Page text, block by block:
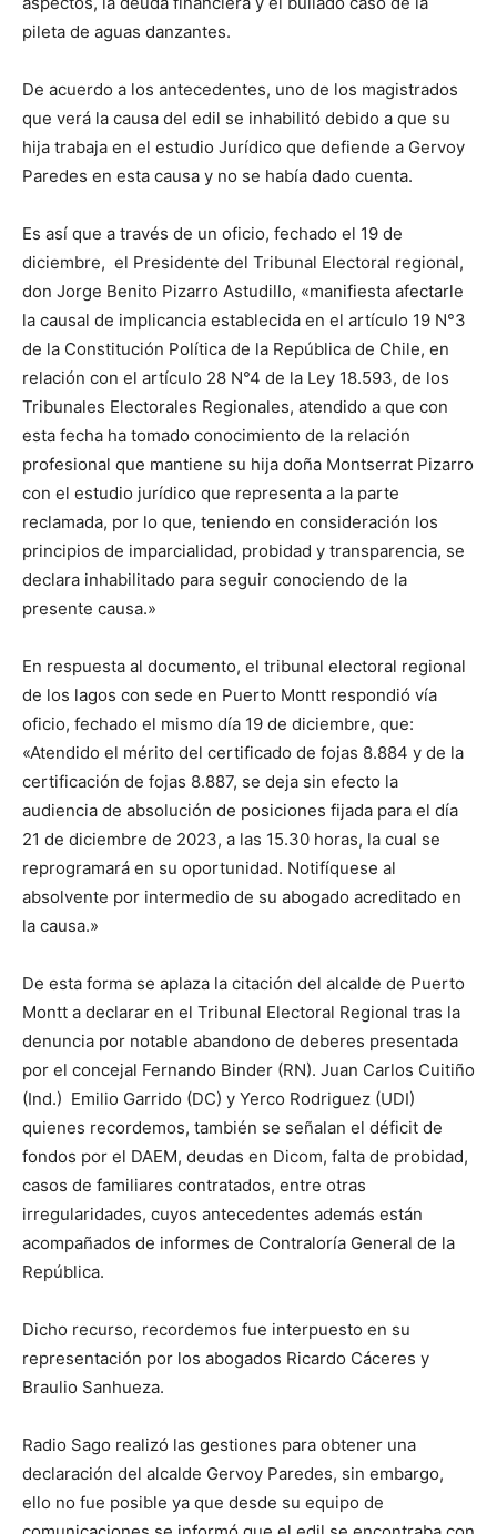
pileta de aguas danzantes.
De acuerdo a los antecedentes, uno de los magistrados
que verá la causa del edil se inhabilitó debido a que su
hija trabaja en el estudio Jurídico que defiende a Gervoy
Paredes en esta causa y no se había dado cuenta.
Es así que a través de un oficio, fechado el 19 de
diciembre, el Presidente del Tribunal Electoral regional,
don Jorge Benito Pizarro Astudillo, «manifiesta afectarle
la causal de implicancia establecida en el artículo 19 N°3
de la Constitución Política de la República de Chile, en
relación con el artículo 28 N°4 de la Ley 18.593, de los
Tribunales Electorales Regionales, atendido a que con
esta fecha ha tomado conocimiento de la relación
profesional que mantiene su hija doña Montserrat Pizarro
con el estudio jurídico que representa a la parte
reclamada, por lo que, teniendo en consideración los
principios de imparcialidad, probidad y transparencia, se
declara inhabilitado para seguir conociendo de la
presente causa.»
En respuesta al documento, el tribunal electoral regional
de los lagos con sede en Puerto Montt respondió vía
oficio, fechado el mismo día 19 de diciembre, que:
«Atendido el mérito del certificado de fojas 8.884 y de la
certificación de fojas 8.887, se deja sin efecto la
audiencia de absolución de posiciones fijada para el día
21 de diciembre de 2023, a las 15.30 horas, la cual se
reprogramará en su oportunidad. Notifíquese al
absolvente por intermedio de su abogado acreditado en
la causa.»
De esta forma se aplaza la citación del alcalde de Puerto
Montt a declarar en el Tribunal Electoral Regional tras la
denuncia por notable abandono de deberes presentada
por el concejal Fernando Binder (RN). Juan Carlos Cuitiño
(Ind.) Emilio Garrido (DC) y Yerco Rodriguez (UDI)
quienes recordemos, también se señalan el déficit de
fondos por el DAEM, deudas en Dicom, falta de probidad,
casos de familiares contratados, entre otras
irregularidades, cuyos antecedentes además están
acompañados de informes de Contraloría General de la
República.
Dicho recurso, recordemos fue interpuesto en su
representación por los abogados Ricardo Cáceres y
Braulio Sanhueza.
Radio Sago realizó las gestiones para obtener una
declaración del alcalde Gervoy Paredes, sin embargo,
ello no fue posible ya que desde su equipo de